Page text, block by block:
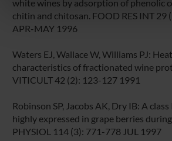
nostri partner che si occupano di
pubblicità e social media, i quali
raccolto dal tuo utilizzo dei loro servizi.
white wines by adsorption of phenolic
chitin and chitosan. FOOD RES INT 29
APR-MAY 1996
Waters EJ, Wallace W, Williams PJ:
characteristics of fractionated wine
VITICULT 42 (2): 123-127 1991
Robinson SP, Jacobs AK, Dry IB: A
highly expressed in grape berries
PHYSIOL 114 (3): 771-778 JUL 1997